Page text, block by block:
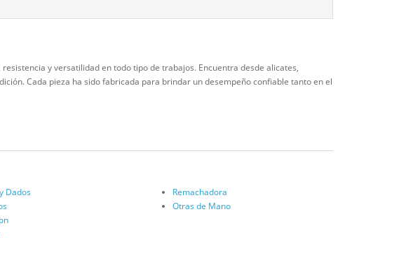
y versatilidad en todo tipo de trabajos. Encuentra desde alicates,
Cada pieza ha sido fabricada para brindar un desempeño confiable tanto en el
Dados
Remachadora
Otras de Mano